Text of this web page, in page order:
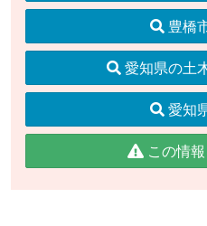
豊橋
愛知県の土
愛知
この情